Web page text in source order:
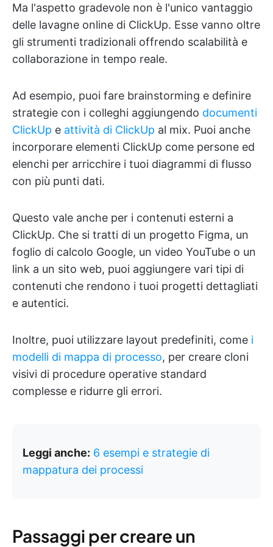
Ma l'aspetto gradevole non è l'unico vantaggio
delle lavagne online di ClickUp. Esse vanno oltre
gli strumenti tradizionali offrendo scalabilità e
collaborazione in tempo reale.
Ad esempio, puoi fare brainstorming e definire
strategie con i colleghi aggiungendo documenti
ClickUp e attività di ClickUp al mix. Puoi anche
incorporare elementi ClickUp come persone ed
elenchi per arricchire i tuoi diagrammi di flusso
con più punti dati.
Questo vale anche per i contenuti esterni a
ClickUp. Che si tratti di un progetto Figma, un
foglio di calcolo Google, un video YouTube o un
link a un sito web, puoi aggiungere vari tipi di
contenuti che rendono i tuoi progetti dettagliati
e autentici.
Inoltre, puoi utilizzare layout predefiniti, come i
modelli di mappa di processo, per creare cloni
visivi di procedure operative standard
complesse e ridurre gli errori.
Leggi anche: 6 esempi e strategie di
mappatura dei processi
Passaggi per creare un